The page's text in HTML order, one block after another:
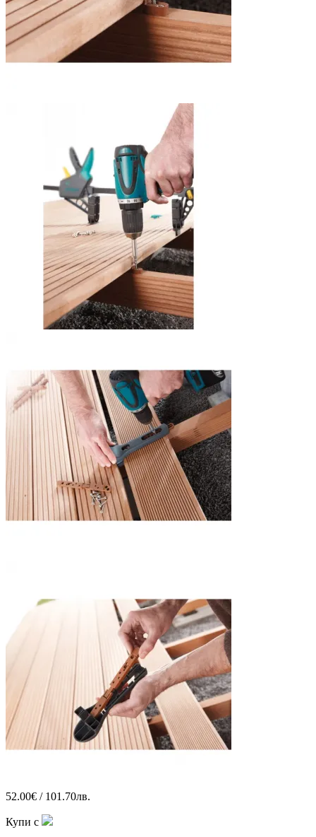
52.00€ / 101.70лв.
Купи с